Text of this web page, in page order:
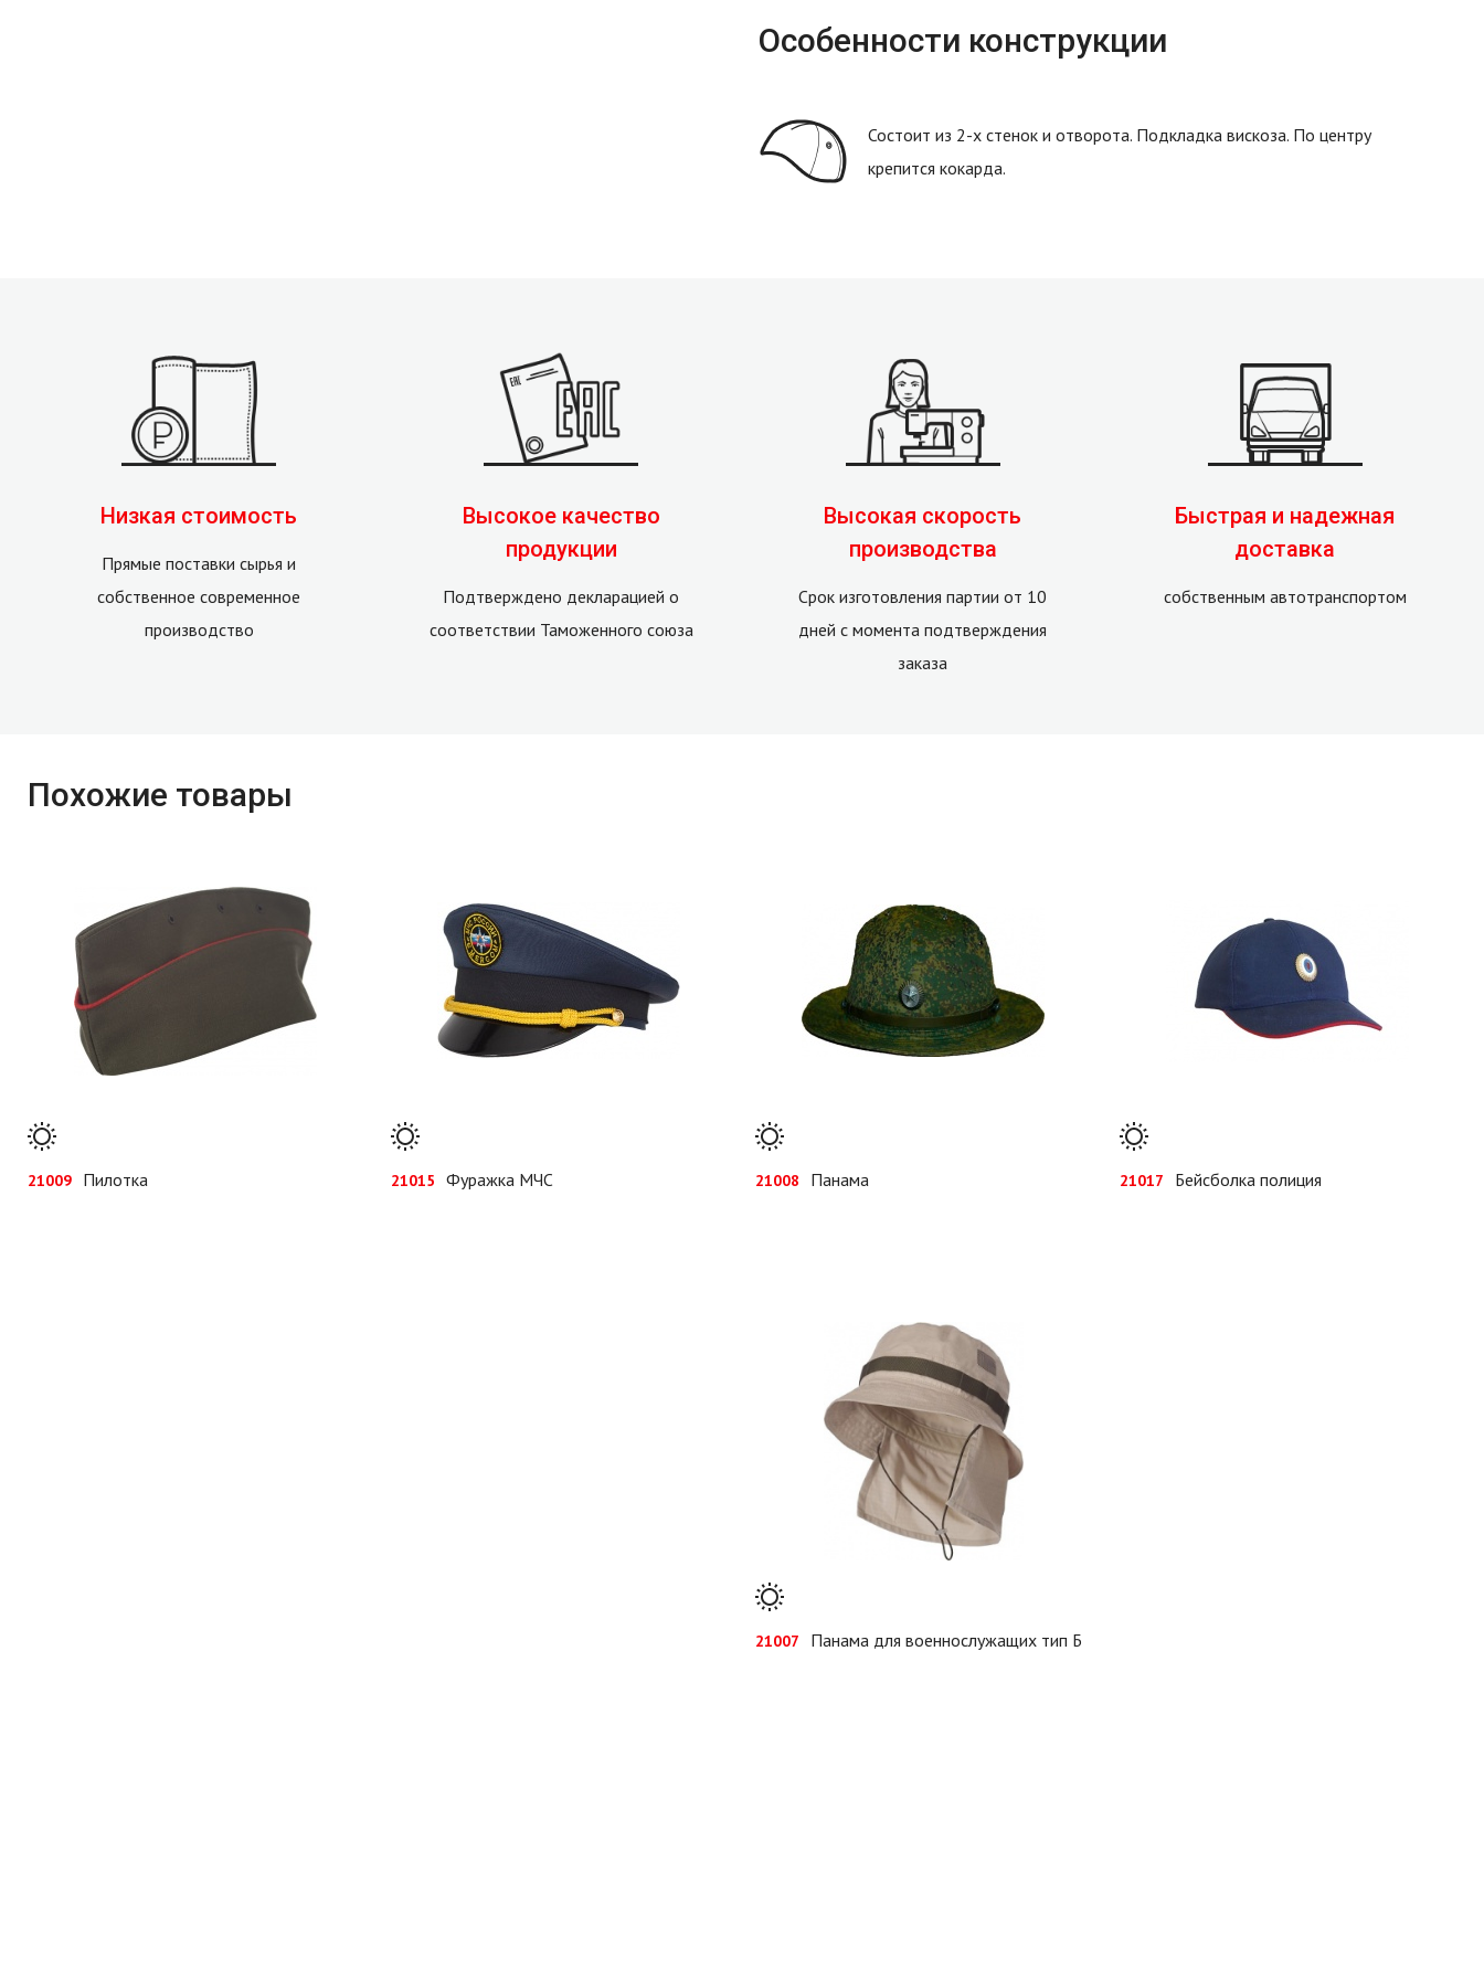
Особенности конструкции
Состоит из 2-х стенок и отворота. Подкладка вискоза. По центру
крепится кокарда.
Низкая стоимость
Прямые поставки сырья и
собственное современное
производство
Высокое качество
продукции
Подтверждено декларацией о
соответствии Таможенного союза
Высокая скорость
производства
Срок изготовления партии от 10
дней с момента подтверждения
заказа
Быстрая и надежная
доставка
собственным автотранспортом
Похожие товары
21009 Пилотка 21015 Фуражка МЧС 21008 Панама 21017 Бейсболка полиция
21007 Панама для военнослужащих тип Б